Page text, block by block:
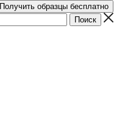
Получить образцы бесплатно